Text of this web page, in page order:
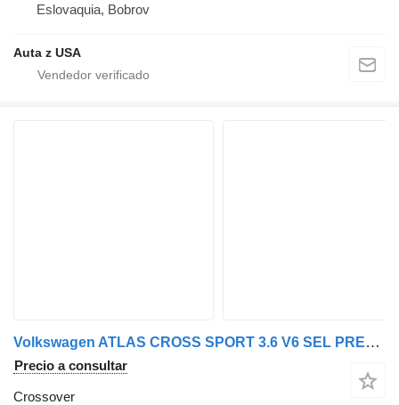
Eslovaquia, Bobrov
Auta z USA
Volkswagen ATLAS CROSS SPORT 3.6 V6 SEL PREMIUM R-LINE - V preprave z USA
Precio a consultar
Crossover